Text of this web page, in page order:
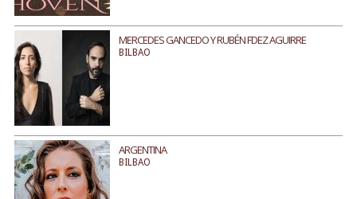
MERCEDES GANCEDO Y RUBÉN FDEZ AGUIRRE
BILBAO
ARGENTINA
BILBAO